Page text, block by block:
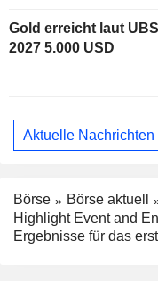
Gold erreicht laut
2027 5.000 USD
Aktuelle Nachrichten
Börse
Börse aktuell
Highlight Event and
Ergebnisse für das